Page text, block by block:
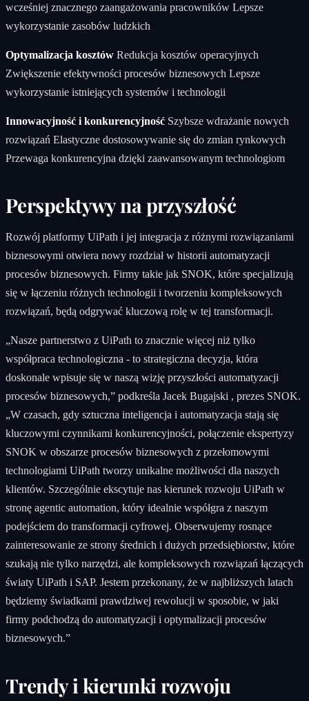
wcześniej znacznego zaangażowania pracowników Lepsze
wykorzystanie zasobów ludzkich
Optymalizacja kosztów Redukcja kosztów operacyjnych
Zwiększenie efektywności procesów biznesowych Lepsze
wykorzystanie istniejących systemów i technologii
Innowacyjność i konkurencyjność Szybsze wdrażanie nowych
rozwiązań Elastyczne dostosowywanie się do zmian rynkowych
Przewaga konkurencyjna dzięki zaawansowanym technologiom
Perspektywy na przyszłość
Rozwój platformy UiPath i jej integracja z różnymi rozwiązaniami
biznesowymi otwiera nowy rozdział w historii automatyzacji
procesów biznesowych. Firmy takie jak SNOK, które specjalizują
się w łączeniu różnych technologii i tworzeniu kompleksowych
rozwiązań, będą odgrywać kluczową rolę w tej transformacji.
„Nasze partnerstwo z UiPath to znacznie więcej niż tylko
współpraca technologiczna - to strategiczna decyzja, która
doskonale wpisuje się w naszą wizję przyszłości automatyzacji
procesów biznesowych,” podkreśla Jacek Bugajski , prezes SNOK.
„W czasach, gdy sztuczna inteligencja i automatyzacja stają się
kluczowymi czynnikami konkurencyjności, połączenie ekspertyzy
SNOK w obszarze procesów biznesowych z przełomowymi
technologiami UiPath tworzy unikalne możliwości dla naszych
klientów. Szczególnie ekscytuje nas kierunek rozwoju UiPath w
stronę agentic automation, który idealnie współgra z naszym
podejściem do transformacji cyfrowej. Obserwujemy rosnące
zainteresowanie ze strony średnich i dużych przedsiębiorstw, które
szukają nie tylko narzędzi, ale kompleksowych rozwiązań łączących
światy UiPath i SAP. Jestem przekonany, że w najbliższych latach
będziemy świadkami prawdziwej rewolucji w sposobie, w jaki
firmy podchodzą do automatyzacji i optymalizacji procesów
biznesowych.”
Trendy i kierunki rozwoju